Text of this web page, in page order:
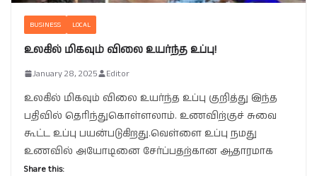
BUSINESS LOCAL
உலகில் மிகவும் விலை உயர்ந்த உப்பு!
January 28, 2025 Editor
உலகில் மிகவும் விலை உயர்ந்த உப்பு குறித்து இந்த
பதிவில் தெரிந்துகொள்ளலாம். உணவிற்குச் சுவை
கூட்ட உப்பு பயன்படுகிறது.வெள்ளை உப்பு நமது
உணவில் அயோடினை சேர்ப்பதற்கான ஆதாரமாக
Share this: